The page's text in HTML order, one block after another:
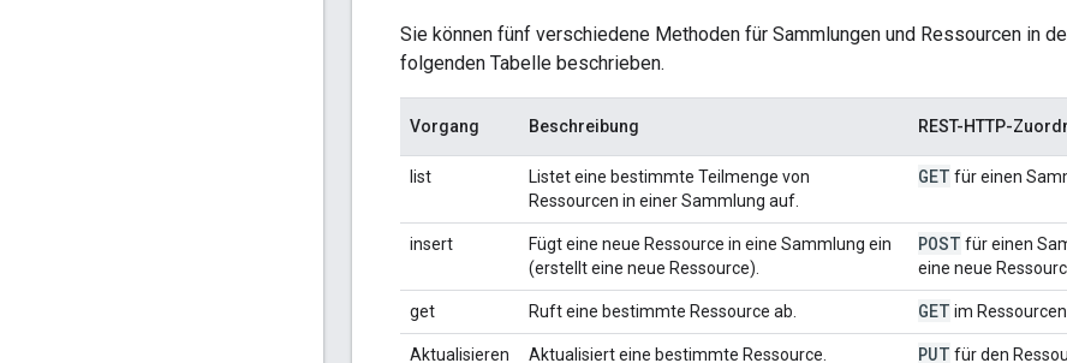
Sie können fünf verschiedene Methoden für Sammlungen und Ressourcen in
folgenden Tabelle beschrieben.
Vorgang Beschreibung REST-HTTP-
list
Listet eine bestimmte Teilmenge von
Ressourcen in einer Sammlung auf.
GET für einen
insert
Fügt eine neue Ressource in eine Sammlung ein
(erstellt eine neue Ressource).
POST für einen
eine neue
get Ruft eine bestimmte Ressource ab. GET im Ressourcen-
Aktualisieren Aktualisiert eine bestimmte Ressource. PUT für den